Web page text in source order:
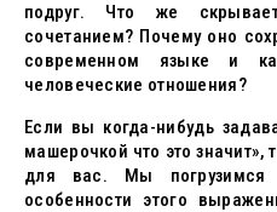
подруг. Что же
сочетанием? Почему оно
современном языке и
человеческие отношения?
Если вы когда-нибудь
машерочкой что это значит»,
для вас. Мы погрузимся
особенности этого